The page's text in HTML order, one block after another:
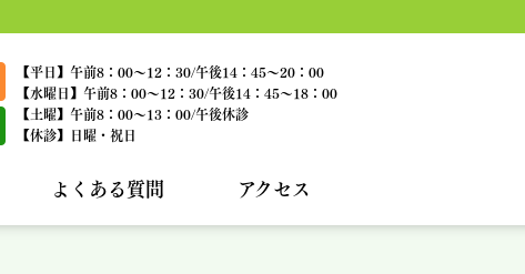
【平日】午前8：00～12：30/午後14：45～20：00
【水曜日】午前8：00～12：30/午後14：45～18：00
【土曜】午前8：00～13：00/午後休診
【休診】日曜・祝日
よくある質問 アクセス